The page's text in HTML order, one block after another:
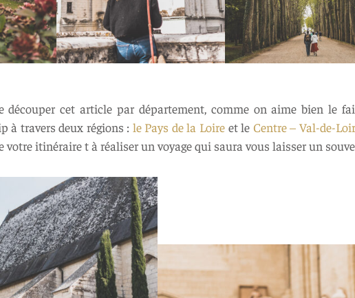
découper cet article par département, comme on aime bien le
à travers deux régions : le Pays de la Loire et le Centre – Val-de-
votre itinéraire t à réaliser un voyage qui saura vous laisser un